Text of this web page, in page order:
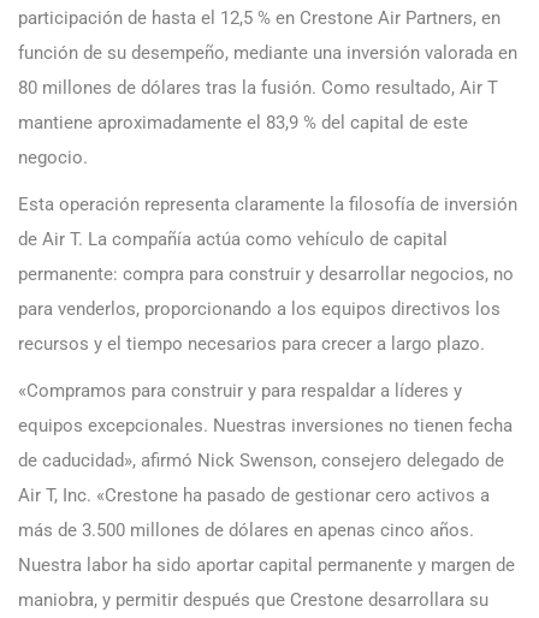
participación de hasta el 12,5 % en Crestone Air Partners, en
función de su desempeño, mediante una inversión valorada en
80 millones de dólares tras la fusión. Como resultado, Air T
mantiene aproximadamente el 83,9 % del capital de este
negocio.
Esta operación representa claramente la filosofía de inversión
de Air T. La compañía actúa como vehículo de capital
permanente: compra para construir y desarrollar negocios, no
para venderlos, proporcionando a los equipos directivos los
recursos y el tiempo necesarios para crecer a largo plazo.
«Compramos para construir y para respaldar a líderes y
equipos excepcionales. Nuestras inversiones no tienen fecha
de caducidad», afirmó Nick Swenson, consejero delegado de
Air T, Inc. «Crestone ha pasado de gestionar cero activos a
más de 3.500 millones de dólares en apenas cinco años.
Nuestra labor ha sido aportar capital permanente y margen de
maniobra, y permitir después que Crestone desarrollara su